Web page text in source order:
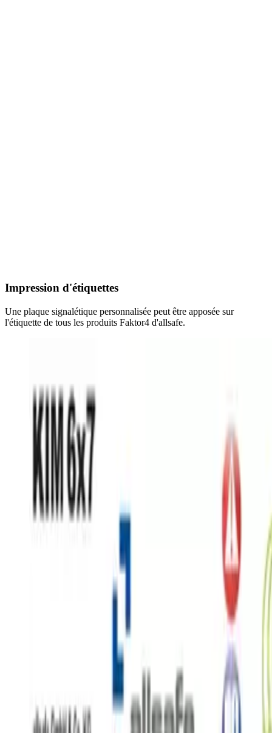
Impression d'étiquettes
Une plaque signalétique personnalisée peut être apposée sur
l'étiquette de tous les produits Faktor4 d'allsafe.